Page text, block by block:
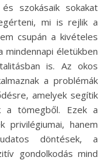
szokásaik sokakat
mi is rejlik a
csupán a kivételes
mindennapi életükben
is. Az okos
a problémák
amelyek segítik
a tömegből. Ezek a
privilégiumai, hanem
döntések, a
gondolkodás mind